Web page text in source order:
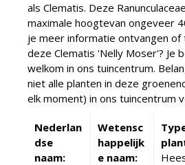
als Clematis. Deze
maximale hoogtevan ongeveer
je meer informatie ontvangen
deze Clematis 'Nelly Moser'? Je
welkom in ons tuincentrum.
niet alle planten in deze
elk moment) in ons tuincentrum
Nederlan
dse
naam:
Wetensc
happelijk
e naam: